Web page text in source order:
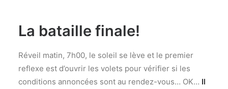
La bataille finale!
Réveil matin, 7h00, le soleil se lève et le premier
reflexe est d’ouvrir les volets pour vérifier si les
conditions annoncées sont au rendez-vous… OK… Il